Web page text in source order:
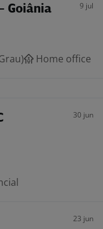
Goiânia 9 jul
Home office
30 jun
23 jun